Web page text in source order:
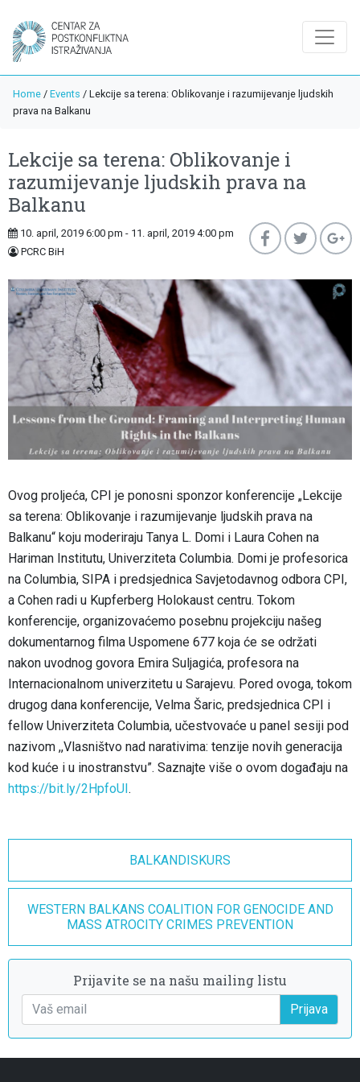
Home / Events / Lekcije sa terena: Oblikovanje i razumijevanje ljudskih
prava na Balkanu
Lekcije sa terena: Oblikovanje i
razumijevanje ljudskih prava na
Balkanu
10. april, 2019 6:00 pm - 11. april, 2019 4:00 pm
PCRC BiH
Ovog proljeća, CPI je ponosni sponzor konferencije „Lekcije
sa terena: Oblikovanje i razumijevanje ljudskih prava na
Balkanu“ koju moderiraju Tanya L. Domi i Laura Cohen na
Hariman Institutu, Univerziteta Columbia. Domi je profesorica
na Columbia, SIPA i predsjednica Savjetodavnog odbora CPI,
a Cohen radi u Kupferberg Holokaust centru. Tokom
konferencije, organizovaćemo posebnu projekciju našeg
dokumentarnog filma Uspomene 677 koja će se održati
nakon uvodnog govora Emira Suljagića, profesora na
Internacionalnom univerzitetu u Sarajevu. Pored ovoga, tokom
drugog dana konferencije, Velma Šaric, predsjednica CPI i
fellow Univerziteta Columbia, učestvovaće u panel sesiji pod
nazivom ,,Vlasništvo nad narativima: tenzije novih generacija
kod kuće i u inostranstvu”. Saznajte više o ovom događaju na
https://bit.ly/2HpfoUI.
BALKANDISKURS
WESTERN BALKANS COALITION FOR GENOCIDE AND
MASS ATROCITY CRIMES PREVENTION
Prijavite se na našu mailing listu
Prijava